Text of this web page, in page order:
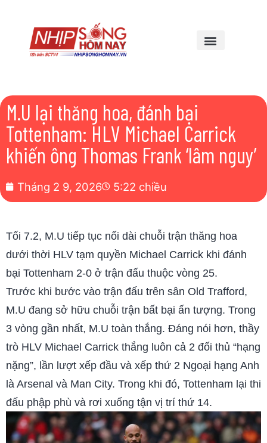
M.U lại thăng hoa, đánh bại
Tottenham: HLV Michael Carrick
khiến ông Thomas Frank ‘lâm nguy’
Tháng 2 9, 2026 5:22 chiều
Tối 7.2, M.U tiếp tục nối dài chuỗi trận thăng hoa
dưới thời HLV tạm quyền Michael Carrick khi đánh
bại Tottenham 2-0 ở trận đấu thuộc vòng 25.
Trước khi bước vào trận đấu trên sân Old Trafford,
M.U đang sở hữu chuỗi trận bất bại ấn tượng. Trong
3 vòng gần nhất, M.U toàn thắng. Đáng nói hơn, thầy
trò HLV Michael Carrick thắng luôn cả 2 đối thủ “hạng
nặng”, lần lượt xếp đầu và xếp thứ 2 Ngoại hạng Anh
là Arsenal và Man City. Trong khi đó, Tottenham lại thi
đấu phập phù và rơi xuống tận vị trí thứ 14.